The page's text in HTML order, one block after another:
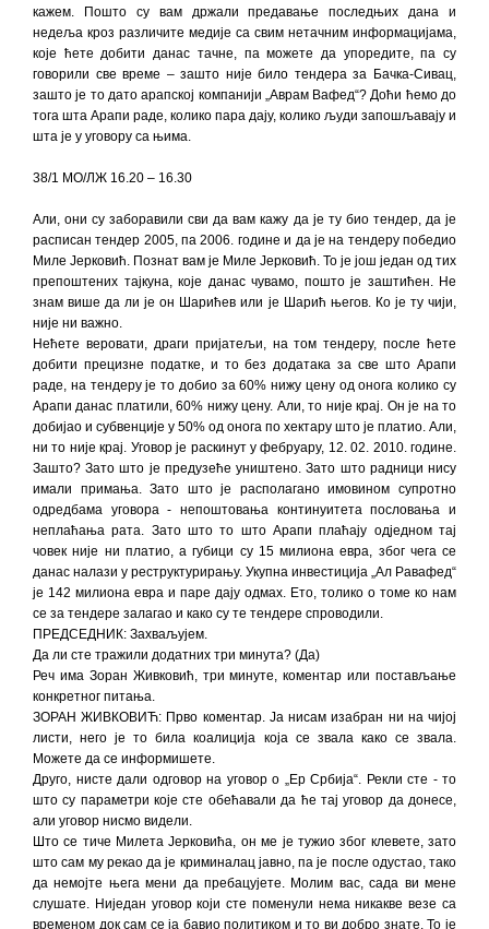
кажем. Пошто су вам држали предавање последњих дана и
недеља кроз различите медије са свим нетачним информацијама,
које ћете добити данас тачне, па можете да упоредите, па су
говорили све време – зашто није било тендера за Бачка-Сивац,
зашто је то дато арапској компанији „Аврам Вафед“? Доћи ћемо до
тога шта Арапи раде, колико пара дају, колико људи запошљавају и
шта је у уговору са њима.
38/1 МО/ЛЖ 16.20 – 16.30
Али, они су заборавили сви да вам кажу да је ту био тендер, да је
расписан тендер 2005, па 2006. године и да је на тендеру победио
Миле Јерковић. Познат вам је Миле Јерковић. То је још један од тих
препоштених тајкуна, које данас чувамо, пошто је заштићен. Не
знам више да ли је он Шарићев или је Шарић његов. Ко је ту чији,
није ни важно.
Нећете веровати, драги пријатељи, на том тендеру, после ћете
добити прецизне податке, и то без додатака за све што Арапи
раде, на тендеру је то добио за 60% нижу цену од онога колико су
Арапи данас платили, 60% нижу цену. Али, то није крај. Он је на то
добијао и субвенције у 50% од онога по хектару што је платио. Али,
ни то није крај. Уговор је раскинут у фебруару, 12. 02. 2010. године.
Зашто? Зато што је предузеће уништено. Зато што радници нису
имали примања. Зато што је располагано имовином супротно
одредбама уговора - непоштовања континуитета пословања и
неплаћања рата. Зато што то што Арапи плаћају одједном тај
човек није ни платио, а губици су 15 милиона евра, због чега се
данас налази у реструктурирању. Укупна инвестиција „Ал Равафед“
је 142 милиона евра и паре дају одмах. Ето, толико о томе ко нам
се за тендере залагао и како су те тендере спроводили.
ПРЕДСЕДНИК: Захваљујем.
Да ли сте тражили додатних три минута? (Да)
Реч има Зоран Живковић, три минуте, коментар или постављање
конкретног питања.
ЗОРАН ЖИВКОВИЋ: Прво коментар. Ја нисам изабран ни на чијој
листи, него је то била коалиција која се звала како се звала.
Можете да се информишете.
Друго, нисте дали одговор на уговор о „Ер Србија“. Рекли сте - то
што су параметри које сте обећавали да ће тај уговор да донесе,
али уговор нисмо видели.
Што се тиче Милета Јерковића, он ме је тужио због клевете, зато
што сам му рекао да је криминалац јавно, па је после одустао, тако
да немојте њега мени да пребацујете. Молим вас, сада ви мене
слушате. Ниједан уговор који сте поменули нема никакве везе са
временом док сам се ја бавио политиком и то ви добро знате. То је